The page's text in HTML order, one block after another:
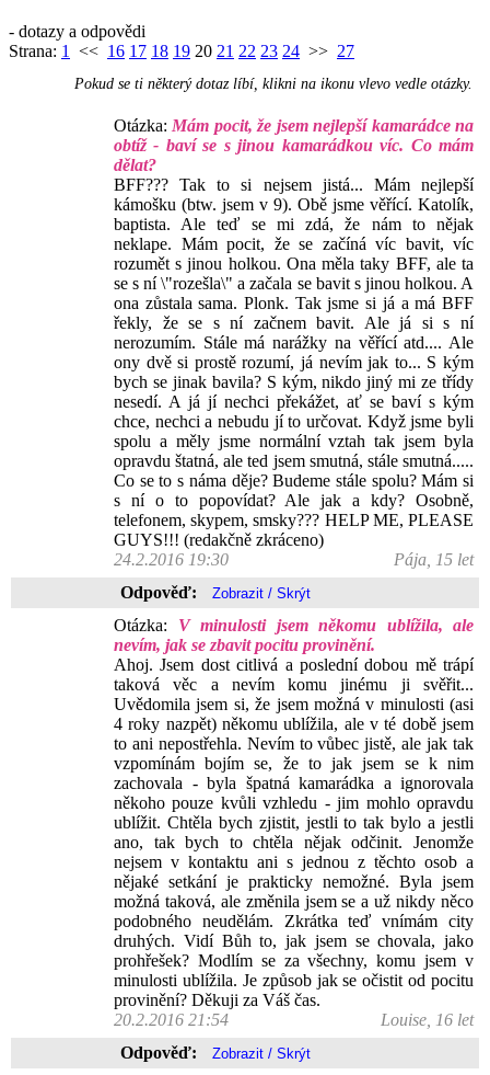
- dotazy a odpovědi
Strana: 1 << 16 17 18 19 20 21 22 23 24 >> 27
Pokud se ti některý dotaz líbí, klikni na ikonu vlevo vedle otázky.
Otázka: Mám pocit, že jsem nejlepší kamarádce na
obtíž - baví se s jinou kamarádkou víc. Co mám
dělat?
BFF??? Tak to si nejsem jistá... Mám nejlepší
kámošku (btw. jsem v 9). Obě jsme věřící. Katolík,
baptista. Ale teď se mi zdá, že nám to nějak
neklape. Mám pocit, že se začíná víc bavit, víc
rozumět s jinou holkou. Ona měla taky BFF, ale ta
se s ní \"rozešla\" a začala se bavit s jinou holkou. A
ona zůstala sama. Plonk. Tak jsme si já a má BFF
řekly, že se s ní začnem bavit. Ale já si s ní
nerozumím. Stále má narážky na věřící atd.... Ale
ony dvě si prostě rozumí, já nevím jak to... S kým
bych se jinak bavila? S kým, nikdo jiný mi ze třídy
nesedí. A já jí nechci překážet, ať se baví s kým
chce, nechci a nebudu jí to určovat. Když jsme byli
spolu a měly jsme normální vztah tak jsem byla
opravdu štatná, ale ted jsem smutná, stále smutná.....
Co se to s náma děje? Budeme stále spolu? Mám si
s ní o to popovídat? Ale jak a kdy? Osobně,
telefonem, skypem, smsky??? HELP ME, PLEASE
GUYS!!! (redakčně zkráceno)
24.2.2016 19:30
Pája, 15 let
Odpověď:
Otázka: V minulosti jsem někomu ublížila, ale
nevím, jak se zbavit pocitu provinění.
Ahoj. Jsem dost citlivá a poslední dobou mě trápí
taková věc a nevím komu jinému ji svěřit...
Uvědomila jsem si, že jsem možná v minulosti (asi
4 roky nazpět) někomu ublížila, ale v té době jsem
to ani nepostřehla. Nevím to vůbec jistě, ale jak tak
vzpomínám bojím se, že to jak jsem se k nim
zachovala - byla špatná kamarádka a ignorovala
někoho pouze kvůli vzhledu - jim mohlo opravdu
ublížit. Chtěla bych zjistit, jestli to tak bylo a jestli
ano, tak bych to chtěla nějak odčinit. Jenomže
nejsem v kontaktu ani s jednou z těchto osob a
nějaké setkání je prakticky nemožné. Byla jsem
možná taková, ale změnila jsem se a už nikdy něco
podobného neudělám. Zkrátka teď vnímám city
druhých. Vidí Bůh to, jak jsem se chovala, jako
prohřešek? Modlím se za všechny, komu jsem v
minulosti ublížila. Je způsob jak se očistit od pocitu
provinění? Děkuji za Váš čas.
20.2.2016 21:54
Louise, 16 let
Odpověď: